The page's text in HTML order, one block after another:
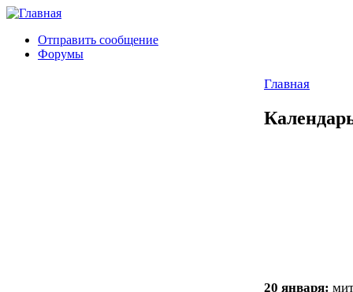
Отправить сообщение
Форумы
Главная
20 января: